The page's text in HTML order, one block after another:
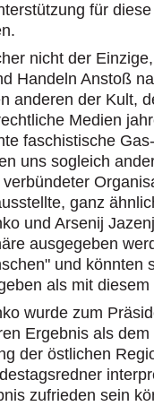
für
nicht der
Handeln Anstoß
anderen der Kult,
Medien
faschistische
uns sogleich
ganz
und Arsenij
ausgegeben
und könnten
als mit diesem
wurde zum
Ergebnis als
der östlichen
zufrieden sein